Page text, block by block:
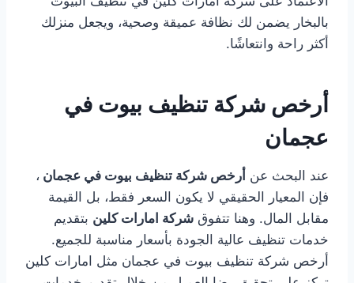
بالبخار يضمن لك نظافة عميقة وصحية، ويجعل منزلك
أكثر راحة وانتعاشًا.
أرخص شركة تنظيف بيوت في
عجمان
عند البحث عن أرخص شركة تنظيف بيوت في عجمان ،
فإن المعيار الحقيقي لا يكون السعر فقط، بل القيمة
مقابل المال. وهنا تتفوق شركة امارات كلين بتقديم
خدمات تنظيف عالية الجودة بأسعار مناسبة للجميع.
أرخص شركة تنظيف بيوت في عجمان مثل امارات كلين